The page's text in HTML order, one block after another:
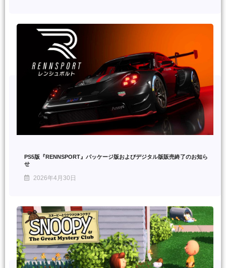
PS5版『RENNSPORT』パッケージ版およびデジタル版販売終了のお知ら
せ
2026年4月30日